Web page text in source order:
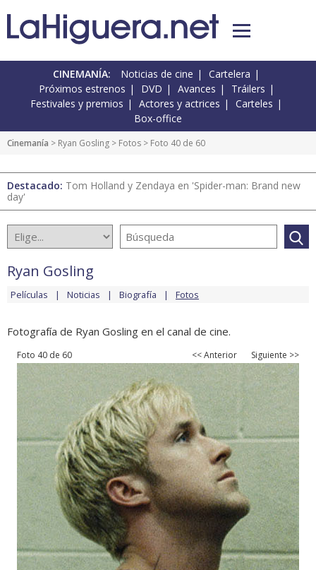
CINEMANÍA: Noticias de cine
Cartelera
Próximos estrenos
DVD Avances
Tráilers
Festivales y premios
Actores y actrices
Carteles
Box-office
Cinemanía > Ryan Gosling > Fotos > Foto 40 de 60
Destacado: Tom Holland y Zendaya en 'Spider-man: Brand new
day'
Ryan Gosling
Películas Noticias Biografía Fotos
Fotografía de Ryan Gosling en el canal de cine.
Foto 40 de 60 << Anterior Siguiente >>